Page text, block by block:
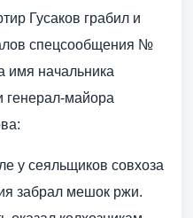
Гусаков грабил и
спецсообщения №
имя начальника
генерал-майора
у сеяльщиков совхоза
забрал мешок ржи.